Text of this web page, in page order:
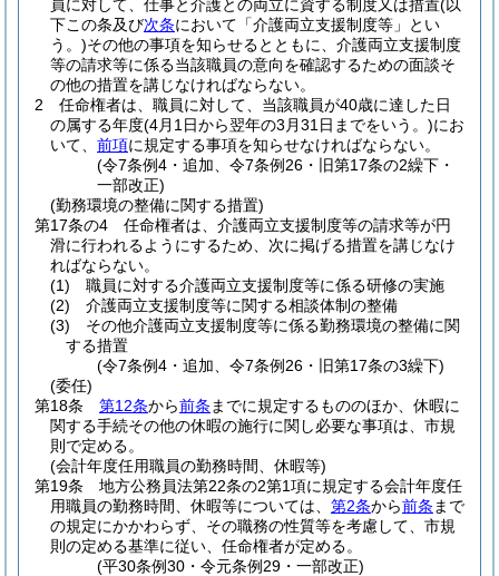
員に対して、仕事と介護との両立に資する制度又は措置(以
下この条及び次条において「介護両立支援制度等」とい
う。)その他の事項を知らせるとともに、介護両立支援制度
等の請求等に係る当該職員の意向を確認するための面談そ
の他の措置を講じなければならない。
2
任命権者は、職員に対して、当該職員が40歳に達した日
の属する年度(4月1日から翌年の3月31日までをいう。)にお
いて、 前項に規定する事項を知らせなければならない。
(令7条例4・追加、令7条例26・旧第17条の2繰下・
一部改正)
(勤務環境の整備に関する措置)
第17条の4
任命権者は、介護両立支援制度等の請求等が円
滑に行われるようにするため、次に掲げる措置を講じなけ
ればならない。
(1)
職員に対する介護両立支援制度等に係る研修の実施
(2)
介護両立支援制度等に関する相談体制の整備
(3)
その他介護両立支援制度等に係る勤務環境の整備に関
する措置
(令7条例4・追加、令7条例26・旧第17条の3繰下)
(委任)
第18条
第12条から前条 までに規定するもののほか、休暇に
関する手続その他の休暇の施行に関し必要な事項は、市規
則で定める。
(会計年度任用職員の勤務時間、休暇等)
第19条
地方公務員法第22条の2第1項に規定する会計年度任
用職員の勤務時間、休暇等については、 第2条から前条 まで
の規定にかかわらず、その職務の性質等を考慮して、市規
則の定める基準に従い、任命権者が定める。
(平30条例30・令元条例29・一部改正)